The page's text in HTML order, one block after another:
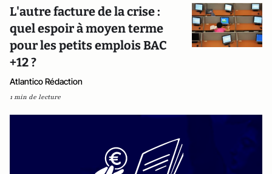
L'autre facture de la crise :
quel espoir à moyen terme
pour les petits emplois BAC
+12 ?
Atlantico Rédaction
1 min de lecture